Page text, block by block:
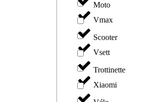
Vmax
Vsett
Xiaomi
Moto
Scooter
Trottinette